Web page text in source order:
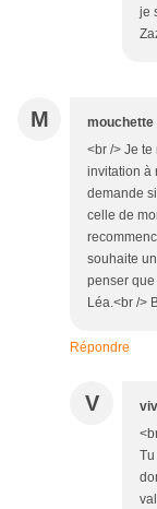
je
M mouchette
<br /> Je
invitation à
demande
celle de
souhaite
penser
Léa.<br />
Répondre
V